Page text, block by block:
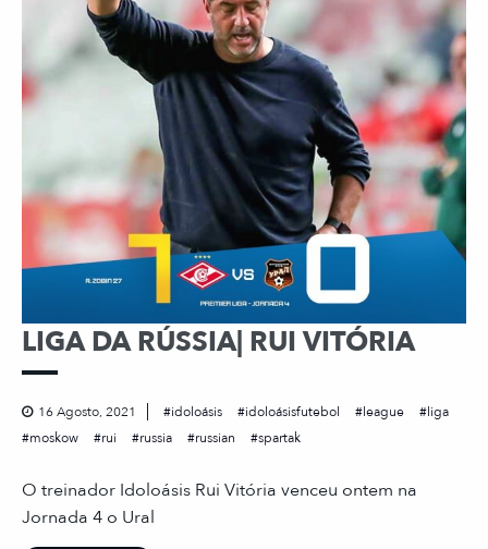
LIGA DA RÚSSIA| RUI VITÓRIA
16 Agosto, 2021 idoloásis idoloásisfutebol league
liga
moskow
rui russia russian spartak
O treinador Idoloásis Rui Vitória venceu ontem na
Jornada 4 o Ural